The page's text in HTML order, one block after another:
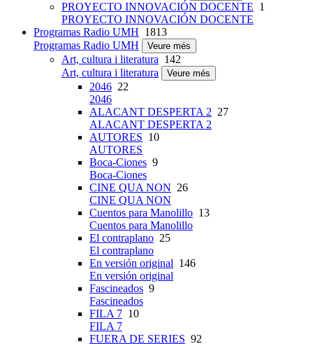
PROYECTO INNOVACIÓN DOCENTE 1
PROYECTO INNOVACIÓN DOCENTE
Programas Radio UMH 1813
Programas Radio UMH
Veure més
Art, cultura i literatura 142
Art, cultura i literatura
Veure més
2046 22
2046
ALACANT DESPERTA 2 27
ALACANT DESPERTA 2
AUTORES 10
AUTORES
Boca-Ciones 9
Boca-Ciones
CINE QUA NON 26
CINE QUA NON
Cuentos para Manolillo 13
Cuentos para Manolillo
El contraplano 25
El contraplano
En versión original 146
En versión original
Fascineados 9
Fascineados
FILA 7 10
FILA 7
FUERA DE SERIES 92